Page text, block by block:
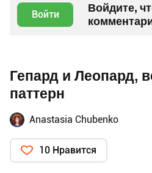
Войти
Войдите,
Гепард и Леопард,
паттерн
Anastasia Chubenko
10 Нравится